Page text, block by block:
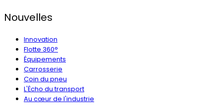
Nouvelles
Innovation
Flotte 360°
Équipements
Carrosserie
Coin du pneu
L'Écho du transport
Au cœur de l'industrie